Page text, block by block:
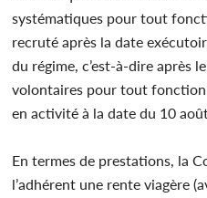
systématiques pour tout
recruté après la date
du régime, c’est-à-dire après
volontaires pour tout
en activité à la date du 10
En termes de prestations, la
l’adhérent une rente viagère